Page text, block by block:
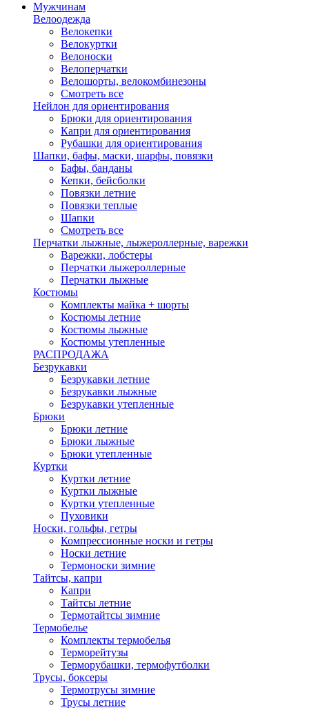
Мужчинам
Велоодежда
Велокепки
Велокуртки
Велоноски
Велоперчатки
Велошорты, велокомбинезоны
Смотреть все
Нейлон для ориентирования
Брюки для ориентирования
Капри для ориентирования
Рубашки для ориентирования
Шапки, бафы, маски, шарфы, повязки
Бафы, банданы
Кепки, бейсболки
Повязки летние
Повязки теплые
Шапки
Смотреть все
Перчатки лыжные, лыжероллерные, варежки
Варежки, лобстеры
Перчатки лыжероллерные
Перчатки лыжные
Костюмы
Комплекты майка + шорты
Костюмы летние
Костюмы лыжные
Костюмы утепленные
РАСПРОДАЖА
Безрукавки
Безрукавки летние
Безрукавки лыжные
Безрукавки утепленные
Брюки
Брюки летние
Брюки лыжные
Брюки утепленные
Куртки
Куртки летние
Куртки лыжные
Куртки утепленные
Пуховики
Носки, гольфы, гетры
Компрессионные носки и гетры
Носки летние
Термоноски зимние
Тайтсы, капри
Капри
Тайтсы летние
Термотайтсы зимние
Термобелье
Комплекты термобелья
Терморейтузы
Терморубашки, термофутболки
Трусы, боксеры
Термотрусы зимние
Трусы летние